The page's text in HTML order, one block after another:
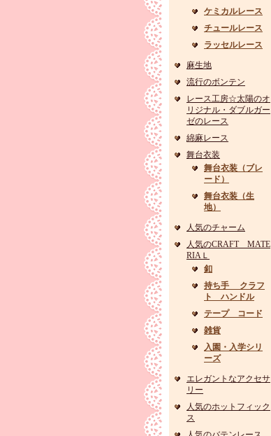
ケミカルレース
チュールレース
ラッセルレース
麻生地
流行のボンテン
レース工房☆太陽のオ
リジナル・ダブルガー
ゼのレース
綿麻レース
舞台衣装
舞台衣装（ブレ
ード）
舞台衣装（生
地）
人気のチャーム
人気のCRAFT MATE
RIAＬ
釦
持ち手 クラフ
ト ハンドル
テープ コード
雑貨
入園・入学シリ
ーズ
エレガントなアクセサ
リー
人気のホットフィック
ス